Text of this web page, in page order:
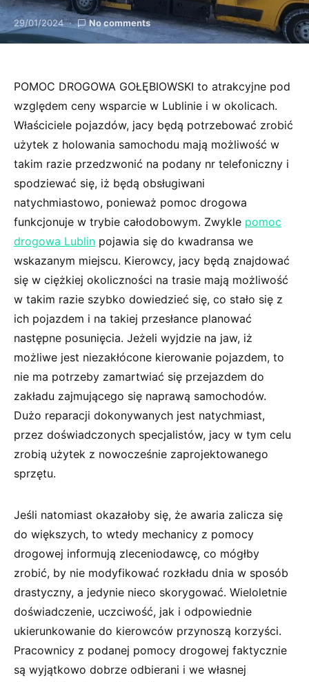
29/01/2024 No comments
POMOC DROGOWA GOŁĘBIOWSKI to atrakcyjne pod
względem ceny wsparcie w Lublinie i w okolicach.
Właściciele pojazdów, jacy będą potrzebować zrobić
użytek z holowania samochodu mają możliwość w
takim razie przedzwonić na podany nr telefoniczny i
spodziewać się, iż będą obsługiwani
natychmiastowo, ponieważ pomoc drogowa
funkcjonuje w trybie całodobowym. Zwykle pomoc
drogowa Lublin pojawia się do kwadransa we
wskazanym miejscu. Kierowcy, jacy będą znajdować
się w ciężkiej okoliczności na trasie mają możliwość
w takim razie szybko dowiedzieć się, co stało się z
ich pojazdem i na takiej przesłance planować
następne posunięcia. Jeżeli wyjdzie na jaw, iż
możliwe jest niezakłócone kierowanie pojazdem, to
nie ma potrzeby zamartwiać się przejazdem do
zakładu zajmującego się naprawą samochodów.
Dużo reparacji dokonywanych jest natychmiast,
przez doświadczonych specjalistów, jacy w tym celu
zrobią użytek z nowocześnie zaprojektowanego
sprzętu.
Jeśli natomiast okazałoby się, że awaria zalicza się
do większych, to wtedy mechanicy z pomocy
drogowej informują zleceniodawcę, co mógłby
zrobić, by nie modyfikować rozkładu dnia w sposób
drastyczny, a jedynie nieco skorygować. Wieloletnie
doświadczenie, uczciwość, jak i odpowiednie
ukierunkowanie do kierowców przynoszą korzyści.
Pracownicy z podanej pomocy drogowej faktycznie
są wyjątkowo dobrze odbierani i we własnej